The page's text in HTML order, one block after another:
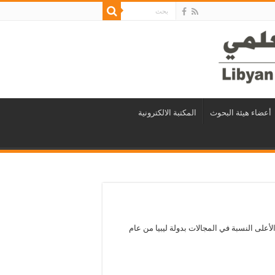
أعضاء هيئة البحوث المكتبة الالكترونية
النسبة في المجالات بدولة ليبيا من عام